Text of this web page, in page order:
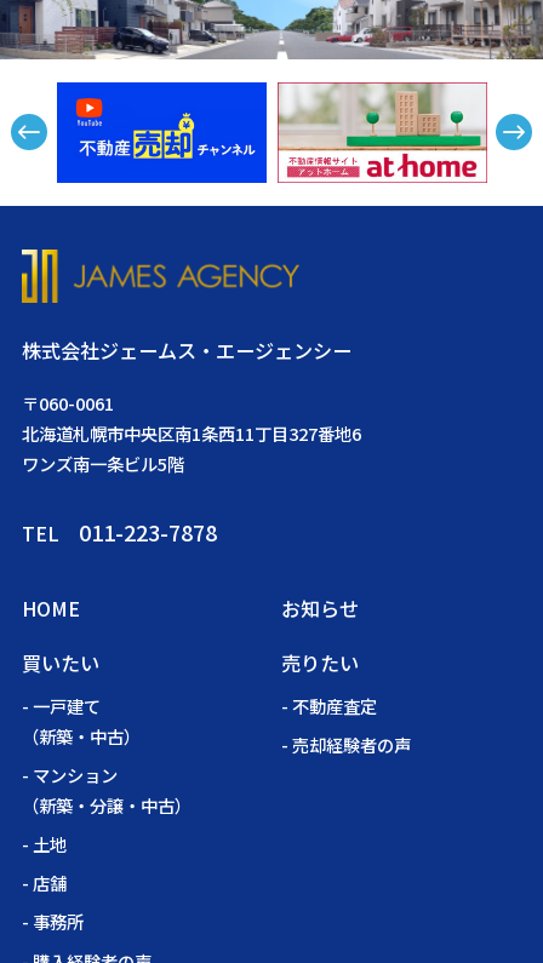
株式会社ジェームス・エージェンシー
〒060-0061
北海道札幌市中央区南1条西11丁目327番地6
ワンズ南一条ビル5階
TEL 011-223-7878
HOME
お知らせ
買いたい
- 一戸建て
（新築・中古）
- マンション
（新築・分譲・中古）
- 土地
- 店舗
- 事務所
売りたい
- 不動産査定
- 売却経験者の声